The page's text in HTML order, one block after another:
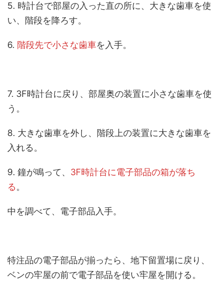
5. 時計台で部屋の入った直の所に、大きな歯車を使
い、階段を降ろす。
6. 階段先で小さな歯車を入手。
7. 3F時計台に戻り、部屋奥の装置に小さな歯車を使
う。
8. 大きな歯車を外し、階段上の装置に大きな歯車を
入れる。
9. 鐘が鳴って、 3F時計台に電子部品の箱が落ち
る。
中を調べて、電子部品入手。
特注品の電子部品が揃ったら、地下留置場に戻り、
ベンの牢屋の前で電子部品を使い牢屋を開ける。